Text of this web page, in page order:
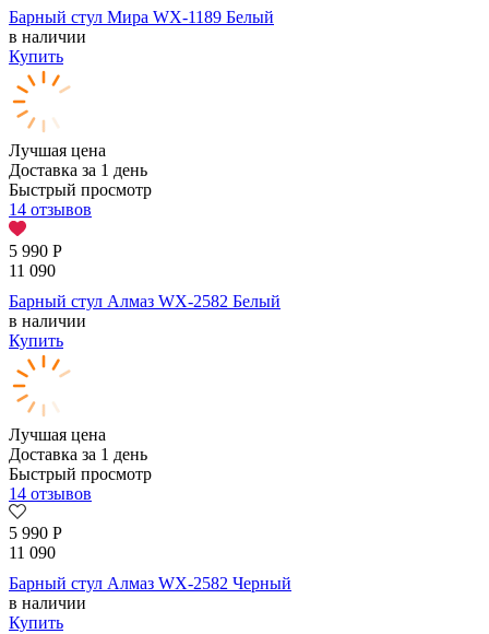
Барный стул Мира WX-1189 Белый
в наличии
Купить
Лучшая цена
Доставка за 1 день
Быстрый просмотр
14 отзывов
5 990 Р
11 090
Барный стул Алмаз WX-2582 Белый
в наличии
Купить
Лучшая цена
Доставка за 1 день
Быстрый просмотр
14 отзывов
5 990 Р
11 090
Барный стул Алмаз WX-2582 Черный
в наличии
Купить